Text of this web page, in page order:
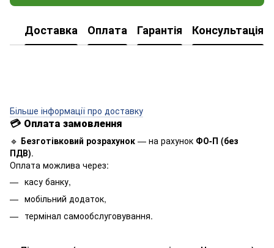
Доставка Оплата Гарантія Консультація
Більше інформації про доставку
💳 Оплата замовлення
🔹 Безготівковий розрахунок — на рахунок ФО-П (без
ПДВ).
Оплата можлива через:
касу банку,
мобільний додаток,
термінал самообслуговування.